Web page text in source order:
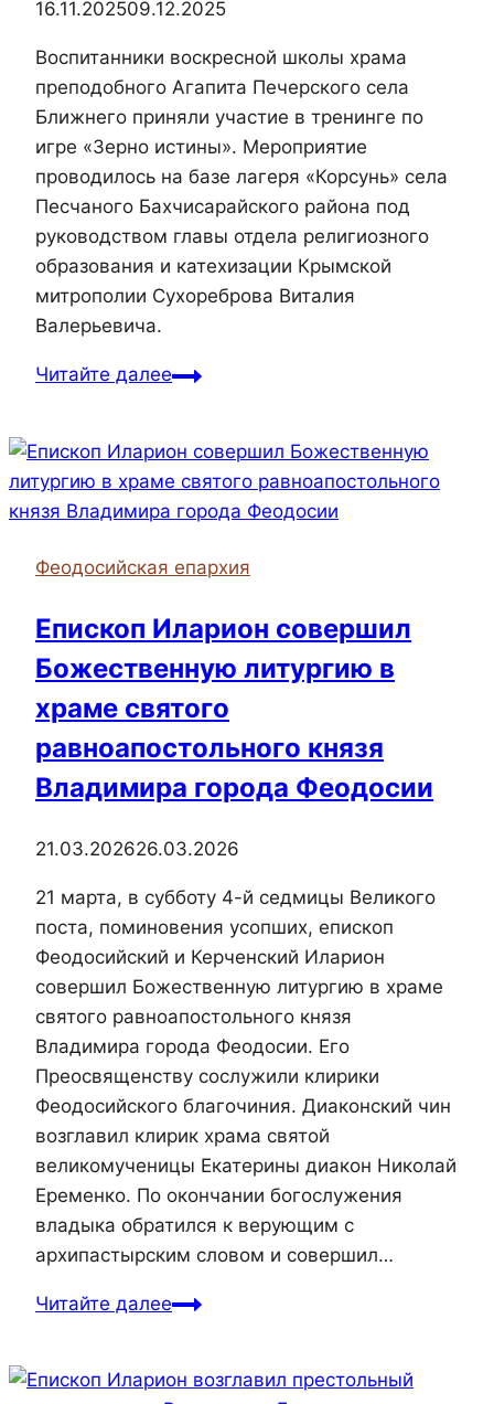
16.11.202509.12.2025
Воспитанники воскресной школы храма
преподобного Агапита Печерского села
Ближнего приняли участие в тренинге по
игре «Зерно истины». Мероприятие
проводилось на базе лагеря «Корсунь» села
Песчаного Бахчисарайского района под
руководством главы отдела религиозного
образования и катехизации Крымской
митрополии Сухореброва Виталия
Валерьевича.
Читайте далееВоспитанники
храма
прп.
Агапита
приняли
в
тренинге
по
«Зерно
истины»
Феодосийская епархия
Епископ Иларион совершил
Божественную литургию в
храме святого
равноапостольного князя
Владимира города Феодосии
21.03.202626.03.2026
21 марта, в субботу 4-й седмицы Великого
поста, поминовения усопших, епископ
Феодосийский и Керченский Иларион
совершил Божественную литургию в храме
святого равноапостольного князя
Владимира города Феодосии. Его
Преосвященству сослужили клирики
Феодосийского благочиния. Диаконский чин
возглавил клирик храма святой
великомученицы Екатерины диакон Николай
Еременко. По окончании богослужения
владыка обратился к верующим с
архипастырским словом и совершил…
Читайте далееЕпископ
Божественную